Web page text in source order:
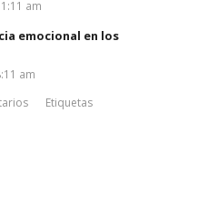
am
emocional en los
am
Etiquetas